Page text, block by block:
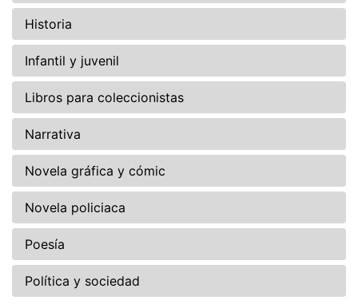
Historia
Infantil y juvenil
Libros para coleccionistas
Narrativa
Novela gráfica y cómic
Novela policiaca
Poesía
Política y sociedad